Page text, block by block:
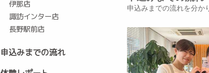
伊那店
諏訪インター店
長野駅前店
申込みまでの流れ
申込みまでの流れを分か